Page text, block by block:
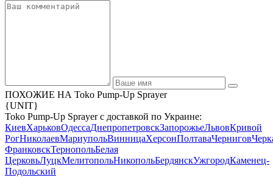
ПОХОЖИЕ НА Toko Pump-Up Sprayer
{UNIT}
Toko Pump-Up Sprayer с доставкой по Украине:
КиевХарьковОдессаДнепропетровскЗапорожьеЛьвовКривой
РогНиколаевМариупольВинницаХерсонПолтаваЧернигов
ФранковскТернопольБелая
ЦерковьЛуцкМелитопольНикопольБердянскУжгородКаменец-
Подольский